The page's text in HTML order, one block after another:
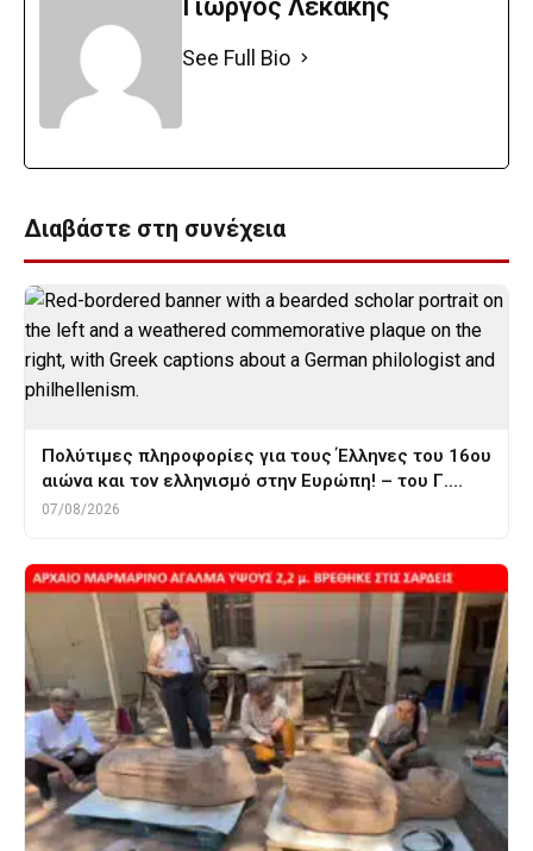
Γιώργος Λεκάκης
See Full Bio
Διαβάστε στη συνέχεια
Πολύτιμες πληροφορίες για τους Έλληνες του 16ου
αιώνα και τον ελληνισμό στην Ευρώπη! – του Γ.…
07/08/2026